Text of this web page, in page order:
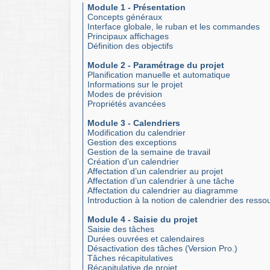
Module 1 - Présentation
Concepts généraux
Interface globale, le ruban et les commandes
Principaux affichages
Définition des objectifs
Module 2 - Paramétrage du projet
Planification manuelle et automatique
Informations sur le projet
Modes de prévision
Propriétés avancées
Module 3 - Calendriers
Modification du calendrier
Gestion des exceptions
Gestion de la semaine de travail
Création d’un calendrier
Affectation d’un calendrier au projet
Affectation d’un calendrier à une tâche
Affectation du calendrier au diagramme
Introduction à la notion de calendrier des
Module 4 - Saisie du projet
Saisie des tâches
Durées ouvrées et calendaires
Désactivation des tâches (Version Pro.)
Tâches récapitulatives
Récapitulative de projet